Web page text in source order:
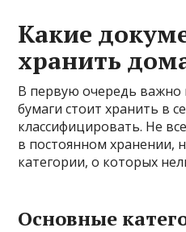
Какие
хранить
В первую очередь важно
бумаги стоит хранить в
классифицировать. Не
в постоянном хранении,
категории, о которых
Основные